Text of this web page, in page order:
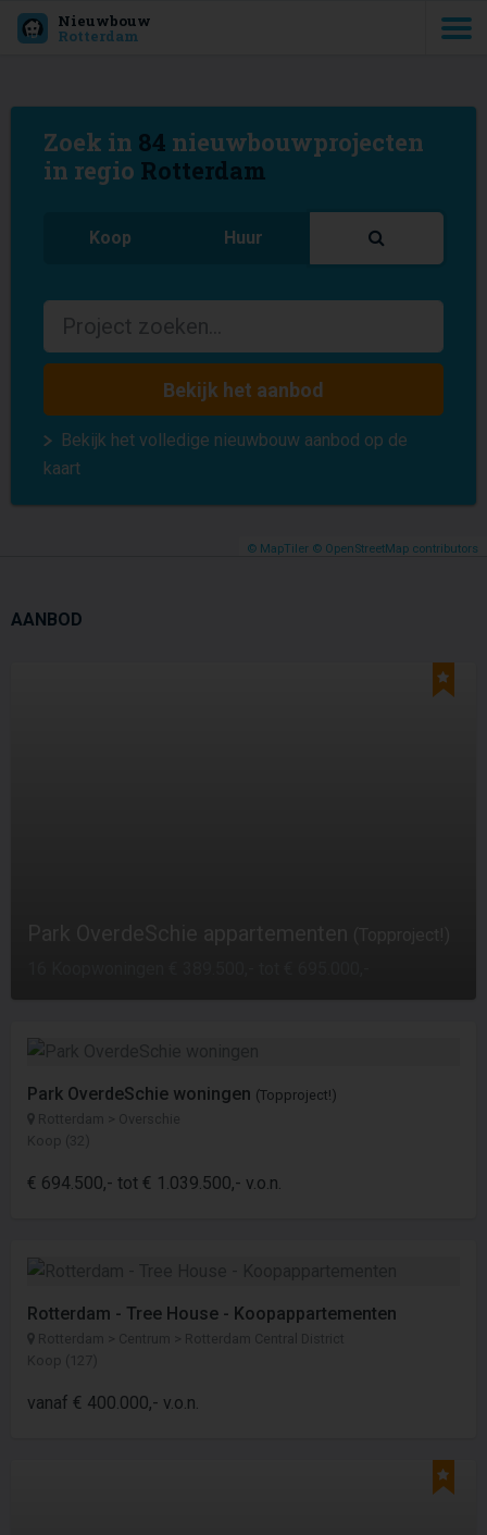
Nieuwbouw
Rotterdam
© MapTiler © OpenStreetMap contributors
Zoek in 84 nieuwbouwprojecten
in regio Rotterdam
Koop Huur
Bekijk het aanbod
Bekijk het volledige nieuwbouw aanbod op de
kaart
AANBOD
Park OverdeSchie woningen (Topproject!)
Rotterdam > Overschie
Koop (32)
€ 694.500,- tot € 1.039.500,- v.o.n.
Rotterdam - Tree House - Koopappartementen
Rotterdam > Centrum > Rotterdam Central District
Koop (127)
vanaf € 400.000,- v.o.n.